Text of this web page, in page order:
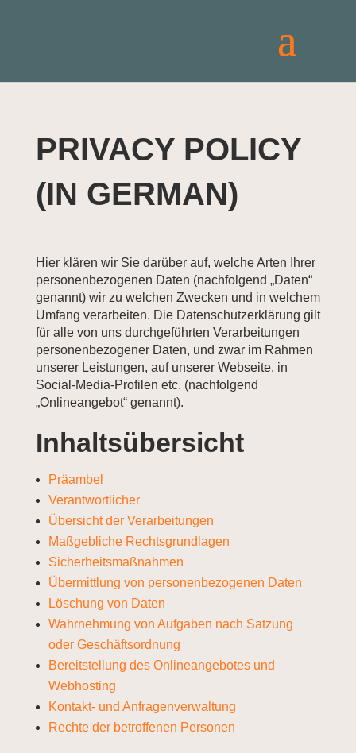
PRIVACY POLICY
(IN GERMAN)
Hier klären wir Sie darüber auf, welche Arten Ihrer
personenbezogenen Daten (nachfolgend „Daten“
genannt) wir zu welchen Zwecken und in welchem
Umfang verarbeiten. Die Datenschutzerklärung gilt
für alle von uns durchgeführten Verarbeitungen
personenbezogener Daten, und zwar im Rahmen
unserer Leistungen, auf unserer Webseite, in
Social-Media-Profilen etc. (nachfolgend
„Onlineangebot“ genannt).
Inhaltsübersicht
Präambel
Verantwortlicher
Übersicht der Verarbeitungen
Maßgebliche Rechtsgrundlagen
Sicherheitsmaßnahmen
Übermittlung von personenbezogenen Daten
Löschung von Daten
Wahrnehmung von Aufgaben nach Satzung
oder Geschäftsordnung
Bereitstellung des Onlineangebotes und
Webhosting
Kontakt- und Anfragenverwaltung
Rechte der betroffenen Personen